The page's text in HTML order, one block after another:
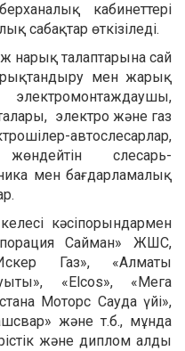
кабинеттері
сабақтар өткізіледі.
нарық талаптарына сай
мен жарық
электро және газ
автослесарлар,
слесарь-
мен бағдарламалық
кәсіпорындармен
Сайман» ЖШС,
Газ», «Алматы
«Elcos», «Мега
Моторс Сауда үйі»,
және т.б., мұнда
және диплом алды